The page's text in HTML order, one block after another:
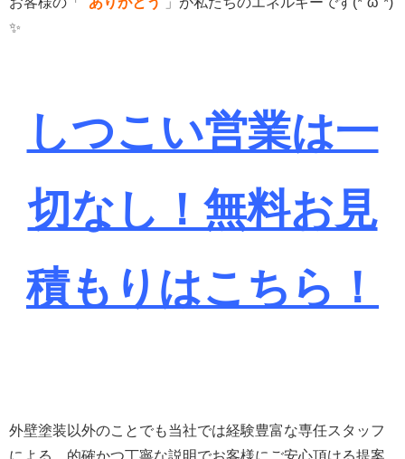
✨
しつこい営業は一
切なし！無料お見
積もりはこちら！
外壁塗装以外のことでも当社では経験豊富な専任スタッフ
による、的確かつ丁寧な説明でお客様にご安心頂ける提案